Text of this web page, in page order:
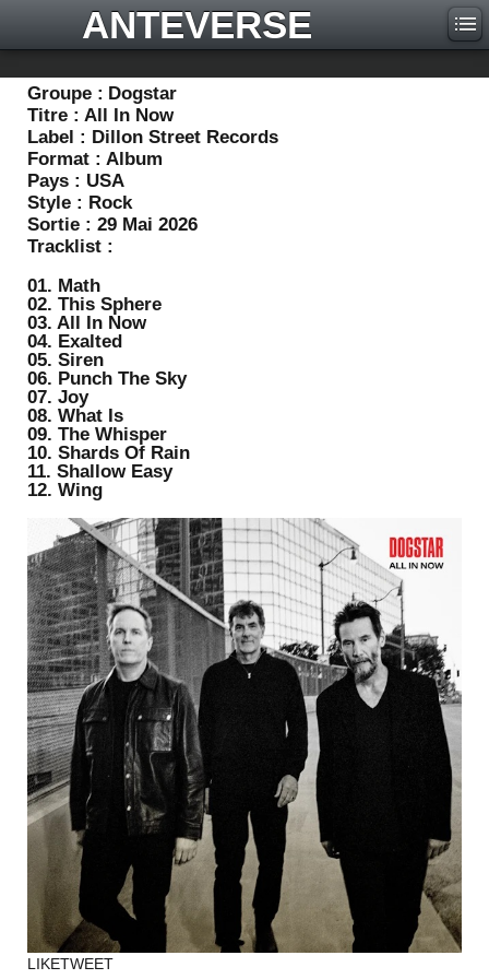
ANTEVERSE
Groupe : Dogstar
Titre : All In Now
Label : Dillon Street Records
Format : Album
Pays : USA
Style : Rock
Sortie : 29 Mai 2026
Tracklist :
01. Math
02. This Sphere
03. All In Now
04. Exalted
05. Siren
06. Punch The Sky
07. Joy
08. What Is
09. The Whisper
10. Shards Of Rain
11. Shallow Easy
12. Wing
LIKETWEET